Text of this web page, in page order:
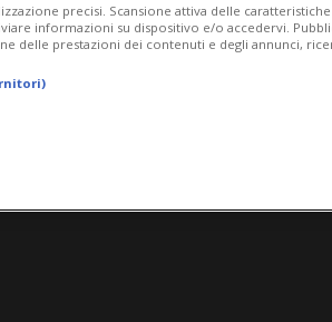
precisi. Scansione attiva delle
informazioni su dispositivo e/o accedervi.
delle prestazioni dei contenuti e degli annunci,